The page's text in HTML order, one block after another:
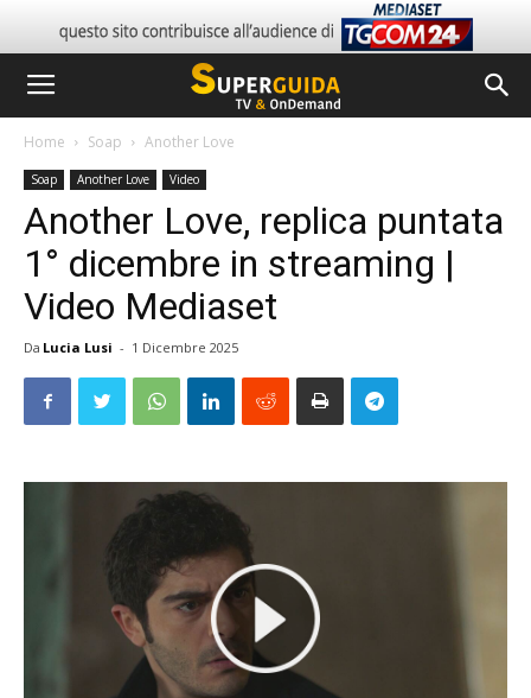
Home Soap Another Love
Soap Another Love Video
Another Love, replica puntata
1° dicembre in streaming |
Video Mediaset
Da Lucia Lusi - 1 Dicembre 2025